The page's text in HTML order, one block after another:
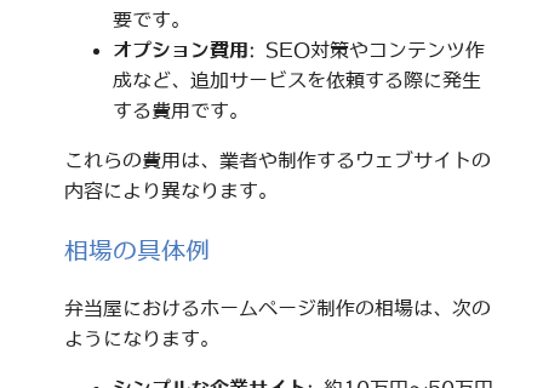
要です。
オプション費用: SEO対策やコンテンツ作
成など、追加サービスを依頼する際に発生
する費用です。
これらの費用は、業者や制作するウェブサイトの
内容により異なります。
相場の具体例
弁当屋におけるホームページ制作の相場は、次の
ようになります。